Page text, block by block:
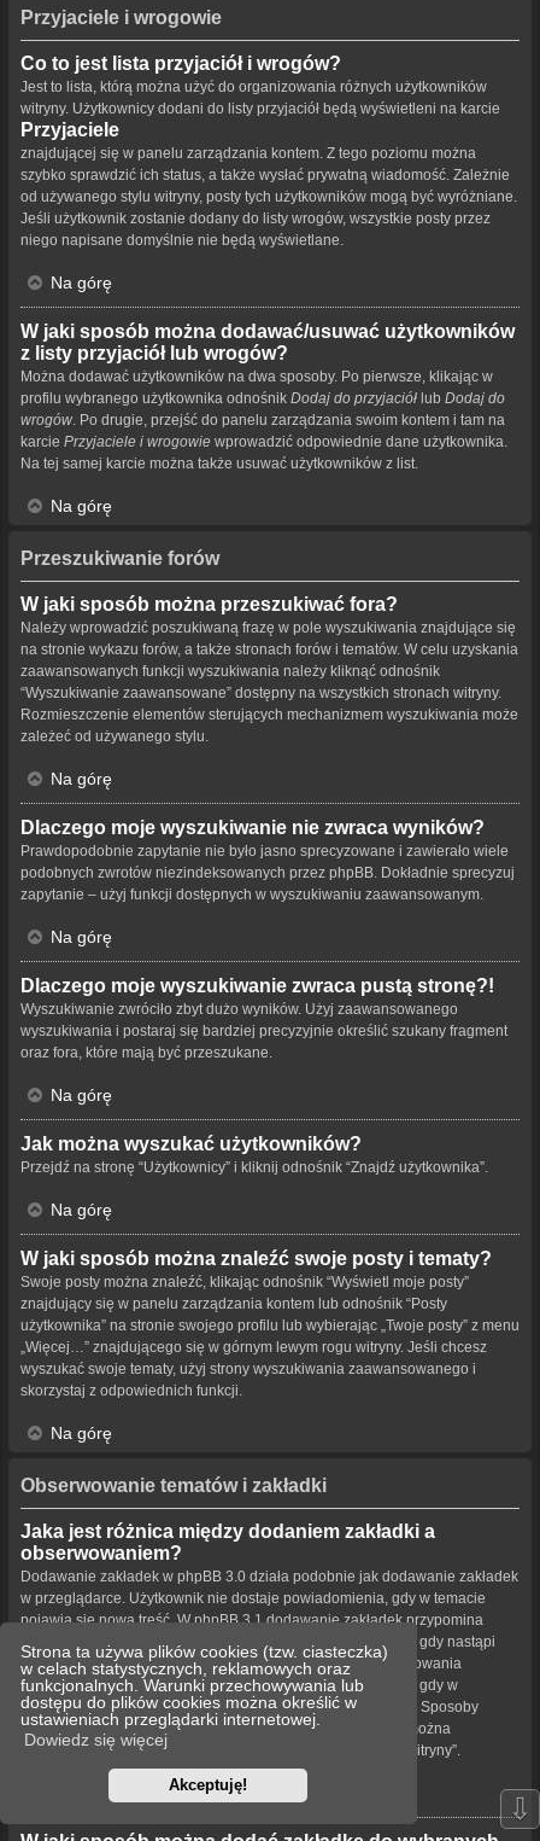
Strona ta używa plików cookies (tzw. ciasteczka)
w celach statystycznych, reklamowych oraz
funkcjonalnych. Warunki przechowywania lub
dostępu do plików cookies można określić w
ustawieniach przeglądarki internetowej.
Dowiedz się więcej
Akceptuję!
Przyjaciele i wrogowie
Co to jest lista przyjaciół i wrogów?
Jest to lista, którą można użyć do organizowania różnych użytkowników
witryny. Użytkownicy dodani do listy przyjaciół będą wyświetleni na karcie
Przyjaciele
znajdującej się w panelu zarządzania kontem. Z tego poziomu można
szybko sprawdzić ich status, a także wysłać prywatną wiadomość. Zależnie
od używanego stylu witryny, posty tych użytkowników mogą być wyróżniane.
Jeśli użytkownik zostanie dodany do listy wrogów, wszystkie posty przez
niego napisane domyślnie nie będą wyświetlane.
Na górę
W jaki sposób można dodawać/usuwać użytkowników
z listy przyjaciół lub wrogów?
Można dodawać użytkowników na dwa sposoby. Po pierwsze, klikając w
profilu wybranego użytkownika odnośnik Dodaj do przyjaciół lub Dodaj do
wrogów . Po drugie, przejść do panelu zarządzania swoim kontem i tam na
karcie Przyjaciele i wrogowie wprowadzić odpowiednie dane użytkownika.
Na tej samej karcie można także usuwać użytkowników z list.
Na górę
Przeszukiwanie forów
W jaki sposób można przeszukiwać fora?
Należy wprowadzić poszukiwaną frazę w pole wyszukiwania znajdujące się
na stronie wykazu forów, a także stronach forów i tematów. W celu uzyskania
zaawansowanych funkcji wyszukiwania należy kliknąć odnośnik
“Wyszukiwanie zaawansowane” dostępny na wszystkich stronach witryny.
Rozmieszczenie elementów sterujących mechanizmem wyszukiwania może
zależeć od używanego stylu.
Na górę
Dlaczego moje wyszukiwanie nie zwraca wyników?
Prawdopodobnie zapytanie nie było jasno sprecyzowane i zawierało wiele
podobnych zwrotów niezindeksowanych przez phpBB. Dokładnie sprecyzuj
zapytanie – użyj funkcji dostępnych w wyszukiwaniu zaawansowanym.
Na górę
Dlaczego moje wyszukiwanie zwraca pustą stronę?!
Wyszukiwanie zwróciło zbyt dużo wyników. Użyj zaawansowanego
wyszukiwania i postaraj się bardziej precyzyjnie określić szukany fragment
oraz fora, które mają być przeszukane.
Na górę
Jak można wyszukać użytkowników?
Przejdź na stronę “Użytkownicy” i kliknij odnośnik “Znajdź użytkownika”.
Na górę
W jaki sposób można znaleźć swoje posty i tematy?
Swoje posty można znaleźć, klikając odnośnik “Wyświetl moje posty”
znajdujący się w panelu zarządzania kontem lub odnośnik “Posty
użytkownika” na stronie swojego profilu lub wybierając „Twoje posty” z menu
„Więcej…” znajdującego się w górnym lewym rogu witryny. Jeśli chcesz
wyszukać swoje tematy, użyj strony wyszukiwania zaawansowanego i
skorzystaj z odpowiednich funkcji.
Na górę
Obserwowanie tematów i zakładki
Jaka jest różnica między dodaniem zakładki a
obserwowaniem?
Dodawanie zakładek w phpBB 3.0 działa podobnie jak dodawanie zakładek
w przeglądarce. Użytkownik nie dostaje powiadomienia, gdy w temacie
pojawia się nowa treść. W phpBB 3.1 dodawanie zakładek przypomina
obserwowanie tematu. Użytkownik może być powiadamiany, gdy nastąpi
aktualizacja tematu oznaczonego zakładką. Funkcja obserwowania
powiadamia użytkownika – w wybrany przez niego sposób – gdy w
obserwowanym temacie bądź forum pojawiła się nowa treść. Sposoby
powiadamiania dla zakładek i obserwowanych elementów można
konfigurować w panelu użytkownika na karcie „Ustawienia witryny”.
⇩